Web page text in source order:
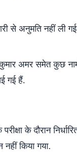
से अनुमति नहीं ली
अमर समेत कुछ
गई हैं.
के दौरान
किया गया.